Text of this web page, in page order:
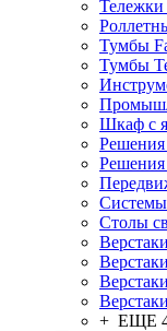
Тележки
Тумбы
Тумбы
Шкаф с
Решения
Решения
Столы
+ ЕЩЕ